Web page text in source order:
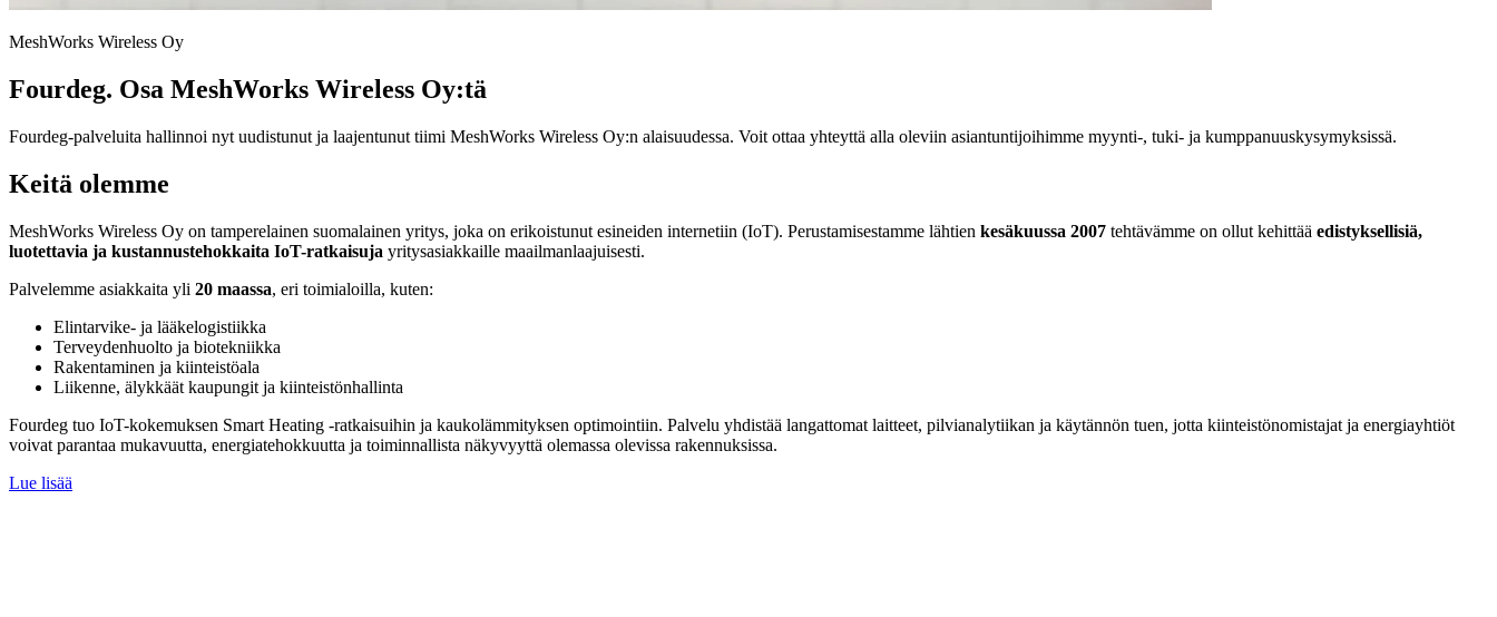
MeshWorks Wireless Oy
Fourdeg. Osa MeshWorks Wireless Oy:tä
Fourdeg-palveluita hallinnoi nyt uudistunut ja laajentunut tiimi MeshWorks Wireless Oy:n alaisuudessa. Voit ottaa yhteyttä alla oleviin asiantuntijoihimme myynti-, tuki- ja kumppanuuskysymyksissä.
Keitä olemme
MeshWorks Wireless Oy on tamperelainen suomalainen yritys, joka on erikoistunut esineiden internetiin (IoT). Perustamisestamme lähtien kesäkuussa 2007 tehtävämme on ollut kehittää edistyksellisiä,
luotettavia ja kustannustehokkaita IoT-ratkaisuja yritysasiakkaille maailmanlaajuisesti.
Palvelemme asiakkaita yli 20 maassa, eri toimialoilla, kuten:
Elintarvike- ja lääkelogistiikka
Terveydenhuolto ja biotekniikka
Rakentaminen ja kiinteistöala
Liikenne, älykkäät kaupungit ja kiinteistönhallinta
Fourdeg tuo IoT-kokemuksen Smart Heating -ratkaisuihin ja kaukolämmityksen optimointiin. Palvelu yhdistää langattomat laitteet, pilvianalytiikan ja käytännön tuen, jotta kiinteistönomistajat ja energiayhtiöt
voivat parantaa mukavuutta, energiatehokkuutta ja toiminnallista näkyvyyttä olemassa olevissa rakennuksissa.
Lue lisää